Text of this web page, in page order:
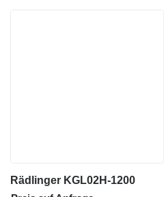
Rädlinger KGL02H-1200